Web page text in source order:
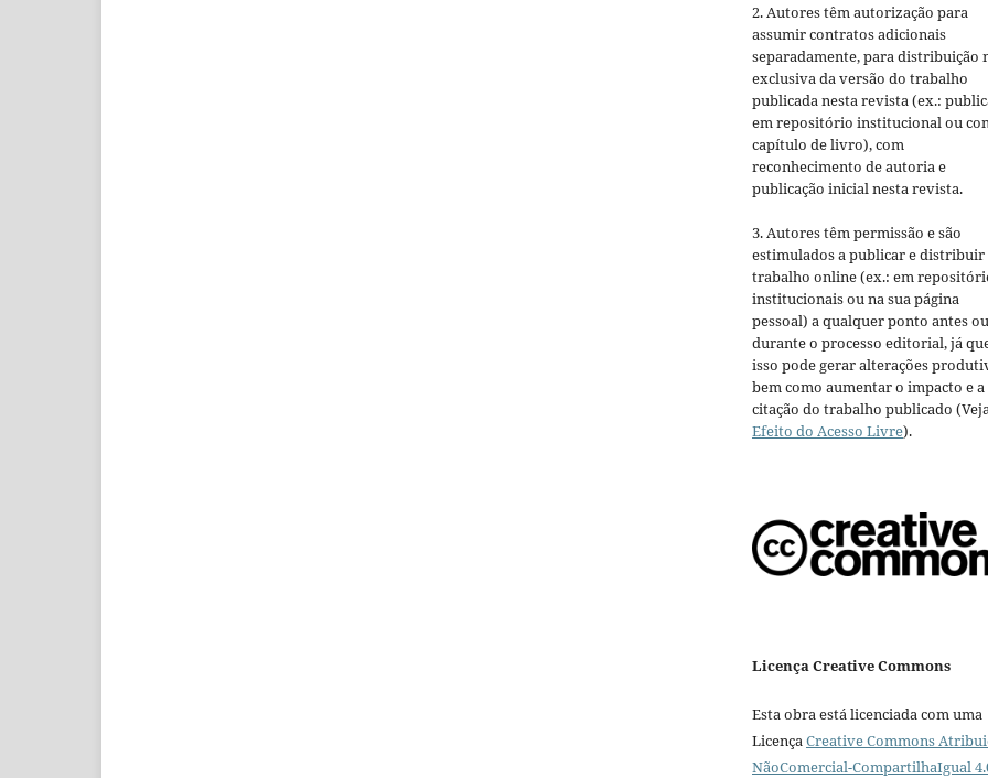
2. Autores têm autorização para
assumir contratos adicionais
separadamente, para distribuição
exclusiva da versão do trabalho
publicada nesta revista (ex.:
em repositório institucional ou
capítulo de livro), com
reconhecimento de autoria e
publicação inicial nesta revista.
3. Autores têm permissão e são
estimulados a publicar e distribuir
trabalho online (ex.: em
institucionais ou na sua página
pessoal) a qualquer ponto antes ou
durante o processo editorial, já
isso pode gerar alterações
bem como aumentar o impacto e a
citação do trabalho publicado
Efeito do Acesso Livre).
Licença Creative Commons
Esta obra está licenciada com uma
Licença Creative Commons
NãoComercial-CompartilhaIgual